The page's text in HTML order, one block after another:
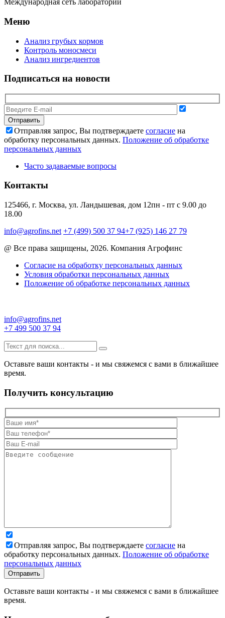
Международная сеть лабораторий
Меню
Анализ грубых кормов
Контроль моносмеси
Анализ ингредиентов
Подписаться на новости
Отправляя запрос, Вы подтверждаете согласие на
обработку персональных данных. Положение об обработке
персональных данных
Часто задаваемые вопросы
Контакты
125466, г. Москва, ул. Ландышевая, дом 12пн - пт с 9.00 до
18.00
info@agrofins.net +7 (499) 500 37 94+7 (925) 146 27 79
@ Все права защищены, 2026. Компания Агрофинс
Согласие на обработку персональных данных
Условия обработки персональных данных
Положение об обработке персональных данных
info@agrofins.net
+7 499 500 37 94
Оставьте ваши контакты - и мы свяжемся с вами в ближайшее
время.
Получить консультацию
Отправляя запрос, Вы подтверждаете согласие на
обработку персональных данных. Положение об обработке
персональных данных
Оставьте ваши контакты - и мы свяжемся с вами в ближайшее
время.